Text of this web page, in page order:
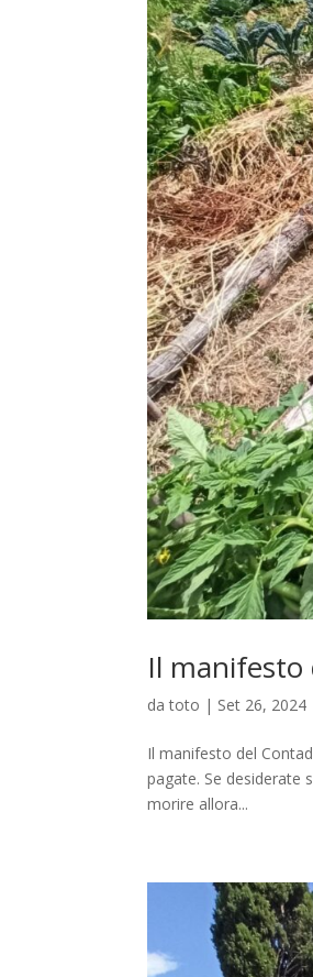
Il manifesto
datoto | Set 26, 2024
Il manifesto del
pagate. Se desiderate
morire allora...